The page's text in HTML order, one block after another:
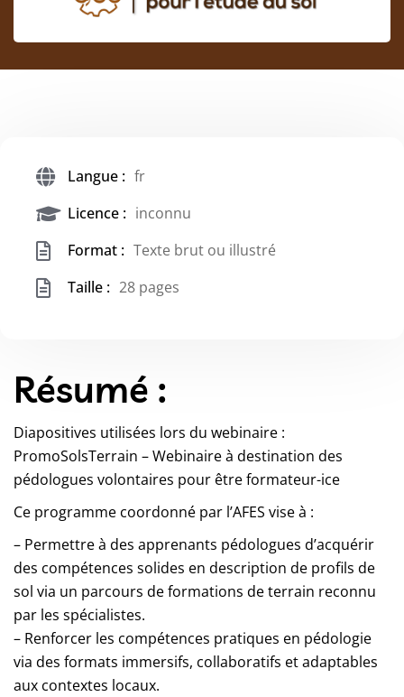
Langue : fr
Licence : inconnu
Format : Texte brut ou illustré
Taille : 28 pages
Résumé :
Diapositives utilisées lors du webinaire :
PromoSolsTerrain – Webinaire à destination des
pédologues volontaires pour être formateur-ice
Ce programme coordonné par l’AFES vise à :
– Permettre à des apprenants pédologues d’acquérir
des compétences solides en description de profils de
sol via un parcours de formations de terrain reconnu
par les spécialistes.
– Renforcer les compétences pratiques en pédologie
via des formats immersifs, collaboratifs et adaptables
aux contextes locaux.